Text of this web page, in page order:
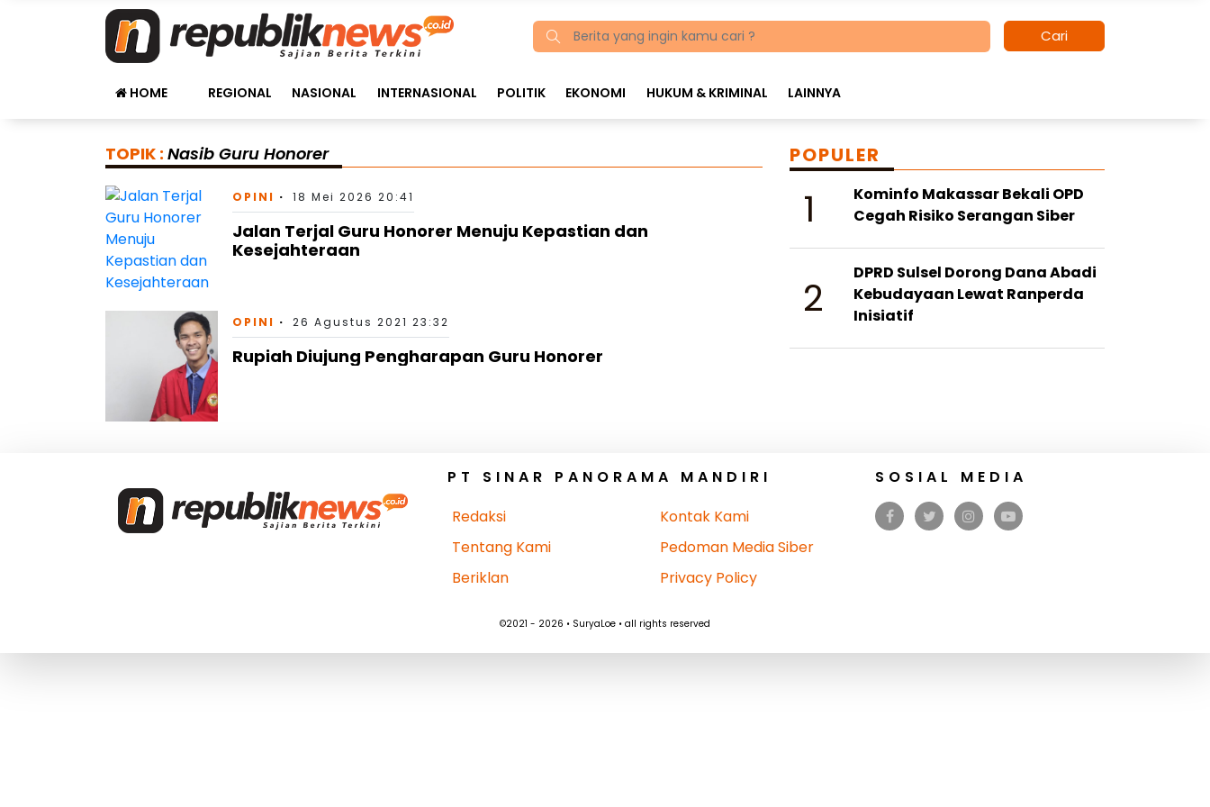
Cari
HOME REGIONAL NASIONAL INTERNASIONAL POLITIK EKONOMI HUKUM & KRIMINAL LAINNYA
TOPIK : Nasib Guru Honorer
OPINI 18 Mei 2026 20:41
Jalan Terjal Guru Honorer Menuju Kepastian dan
Kesejahteraan
OPINI 26 Agustus 2021 23:32
Rupiah Diujung Pengharapan Guru Honorer
POPULER
1
Kominfo Makassar Bekali OPD
Cegah Risiko Serangan Siber
2
DPRD Sulsel Dorong Dana Abadi
Kebudayaan Lewat Ranperda
Inisiatif
PT SINAR PANORAMA MANDIRI
Redaksi
Tentang Kami
Beriklan
Kontak Kami
Pedoman Media Siber
Privacy Policy
SOSIAL MEDIA
©2021 - 2026 • SuryaLoe • all rights reserved